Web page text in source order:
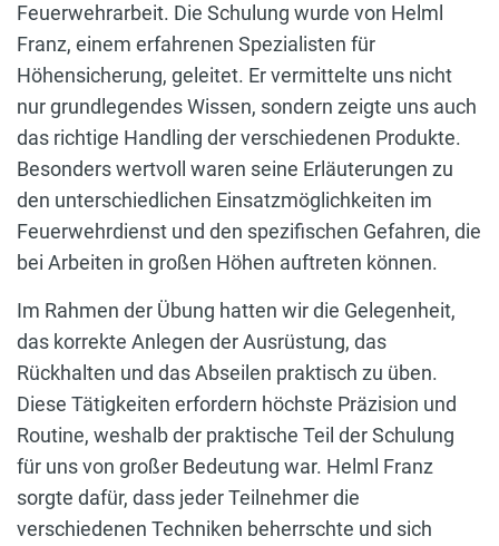
Feuerwehrarbeit. Die Schulung wurde von Helml
Franz, einem erfahrenen Spezialisten für
Höhensicherung, geleitet. Er vermittelte uns nicht
nur grundlegendes Wissen, sondern zeigte uns auch
das richtige Handling der verschiedenen Produkte.
Besonders wertvoll waren seine Erläuterungen zu
den unterschiedlichen Einsatzmöglichkeiten im
Feuerwehrdienst und den spezifischen Gefahren, die
bei Arbeiten in großen Höhen auftreten können.
Im Rahmen der Übung hatten wir die Gelegenheit,
das korrekte Anlegen der Ausrüstung, das
Rückhalten und das Abseilen praktisch zu üben.
Diese Tätigkeiten erfordern höchste Präzision und
Routine, weshalb der praktische Teil der Schulung
für uns von großer Bedeutung war. Helml Franz
sorgte dafür, dass jeder Teilnehmer die
verschiedenen Techniken beherrschte und sich